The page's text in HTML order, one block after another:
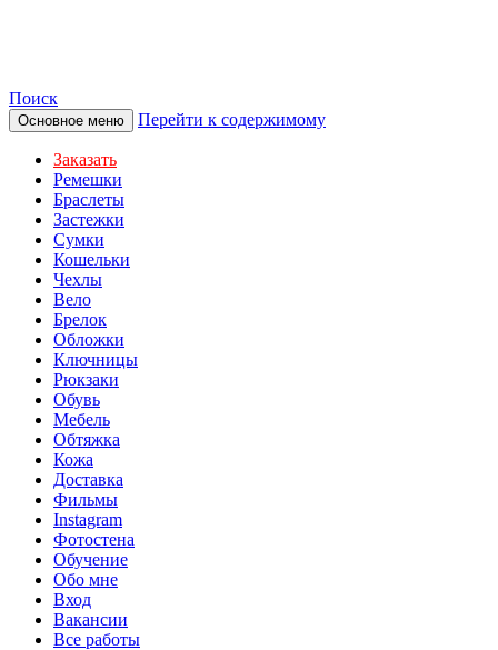
Поиск
Основное меню Перейти к содержимому
Заказать
Ремешки
Браслеты
Застежки
Сумки
Кошельки
Чехлы
Вело
Брелок
Обложки
Ключницы
Рюкзаки
Обувь
Мебель
Обтяжка
Кожа
Доставка
Фильмы
Instagram
Фотостена
Обучение
Обо мне
Вход
Вакансии
Все работы